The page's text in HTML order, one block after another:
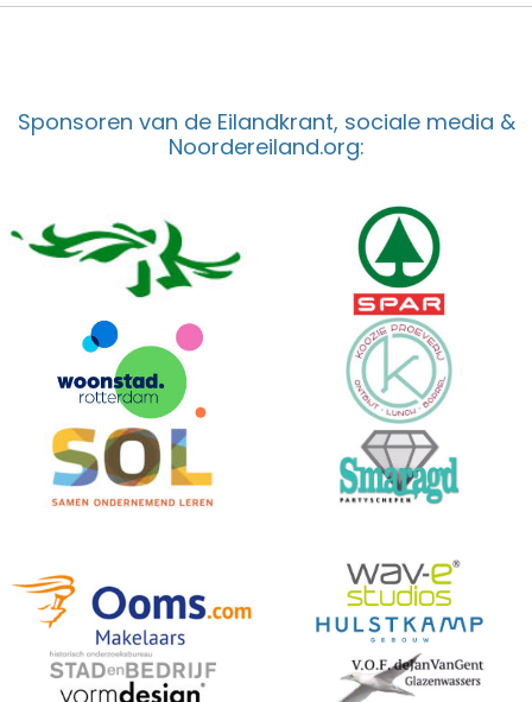
Sponsoren van de Eilandkrant, sociale media &
Noordereiland.org: